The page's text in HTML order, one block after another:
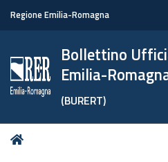
Regione Emilia-Romagna
Bollettino
Emilia-
(BURERT)
Tu